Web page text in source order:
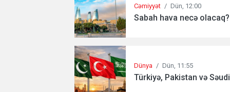
Cəmiyyət / Dün, 12:00
Sabah hava necə
Dünya / Dün, 11:55
Türkiyə, Pakistan və